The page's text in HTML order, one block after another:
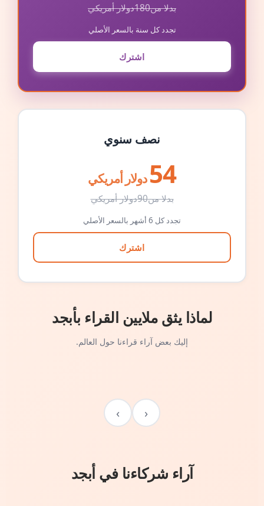
بدلا من180دولار أمريكي
تجدد كل سنة بالسعر الأصلي
اشترك
نصف سنوي
54 دولار أمريكي
بدلا من90دولار أمريكي
تجدد كل 6 أشهر بالسعر الأصلي
اشترك
لماذا يثق ملايين القراء بأبجد
إليك بعض آراء قراءنا حول العالم.
‹
›
آراء شركاءنا في أبجد